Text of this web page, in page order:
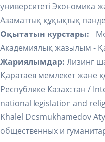
университеті Экономика
Азаматтық құқықтық
Оқытатын курстары: -
Академиялық жазылым -
Жариялымдар: Лизинг
Қаратаев мемлекет және
Республике Казахстан /
national legislation and
Khalel Dosmukhamedov
общественных и